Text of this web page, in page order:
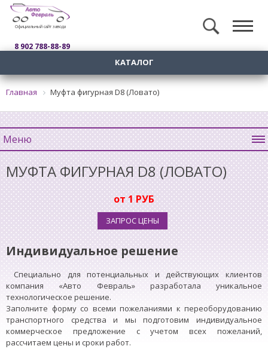
Официальный сайт завода
8 902 788-88-89
КАТАЛОГ
Главная Муфта фигурная D8 (Ловато)
Меню
МУФТА ФИГУРНАЯ D8 (ЛОВАТО)
от 1 РУБ
ЗАПРОС ЦЕНЫ
Индивидуальное решение
Специально для потенциальных и действующих клиентов
компания «Авто Февраль» разработала уникальное
технологическое решение.
Заполните форму со всеми пожеланиями к переоборудованию
транспортного средства и мы подготовим индивидуальное
коммерческое предложение с учетом всех пожеланий,
рассчитаем цены и сроки работ.